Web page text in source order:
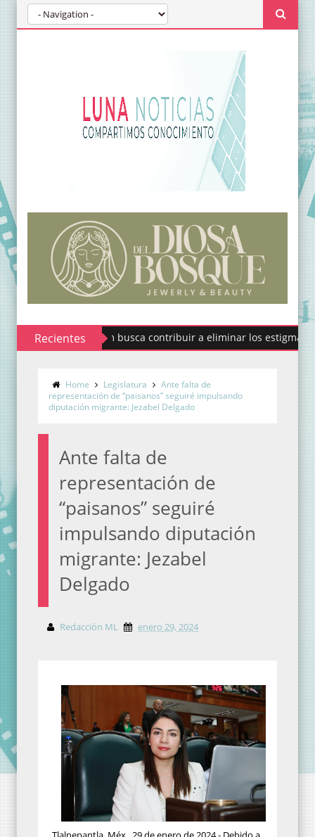
Recientes
Codhem busca contribuir a eliminar los estigmas y mitos
Home Legislatura
Ante falta de
representación de “paisanos” seguiré impulsando
diputación migrante: Jezabel Delgado
Ante falta de
representación de
“paisanos” seguiré
impulsando diputación
migrante: Jezabel
Delgado
Redacción ML enero 29, 2024